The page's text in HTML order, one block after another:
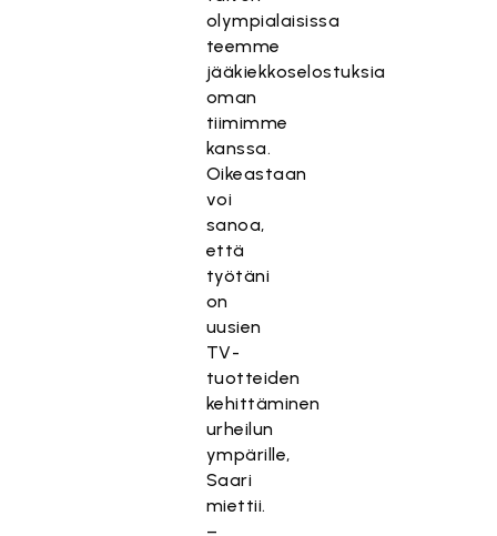
olympialaisissa
teemme
jääkiekkoselostuksia
oman
tiimimme
kanssa.
Oikeastaan
voi
sanoa,
että
työtäni
on
uusien
TV-
tuotteiden
kehittäminen
urheilun
ympärille,
Saari
miettii.
–